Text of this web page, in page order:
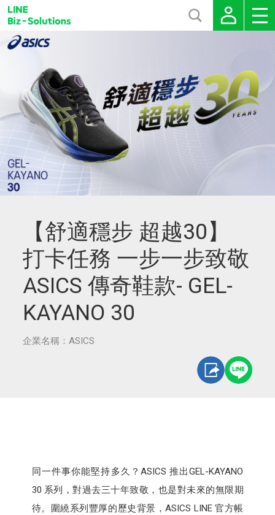
【舒適穩步 超越30】
打卡任務 一步一步致敬
ASICS 傳奇鞋款- GEL-
KAYANO 30
企業名稱：ASICS
同一件事你能堅持多久？ASICS 推出GEL-KAYANO
30 系列，對過去三十年致敬，也是對未來的無限期
待。圍繞系列豐厚的歷史背景，ASICS LINE 官方帳